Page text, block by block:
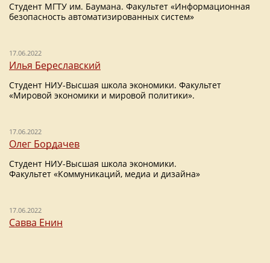
Студент МГТУ им. Баумана. Факультет «Информационная
безопасность автоматизированных систем»
17.06.2022
Илья Береславский
Студент НИУ-Высшая школа экономики. Факультет
«Мировой экономики и мировой политики».
17.06.2022
Олег Бордачев
Студент НИУ-Высшая школа экономики.
Факультет «Коммуникаций, медиа и дизайна»
17.06.2022
Савва Енин